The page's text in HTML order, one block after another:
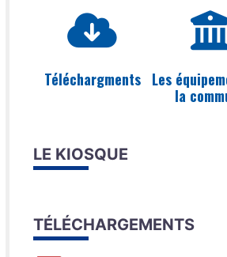
Téléchargments Les
la
LE KIOSQUE
TÉLÉCHARGEMENTS